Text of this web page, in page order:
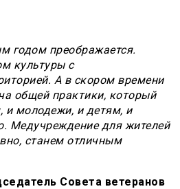
годом преображается.
культуры с
А в скором времени
общей практики, который
и молодежи, и детям, и
Медучреждение для жителей
станем отличным
Совета ветеранов